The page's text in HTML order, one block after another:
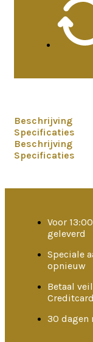
Beschrijving
Specificaties
Beschrijving
Specificaties
Voor
geleverd
Speciale
opnieuw
Betaal
30 dagen